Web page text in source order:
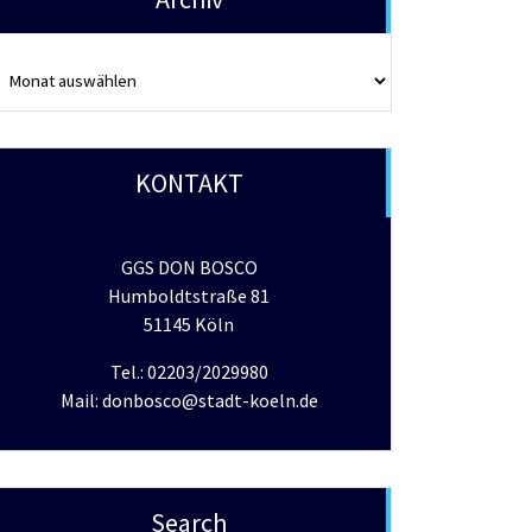
KONTAKT
GGS DON BOSCO
Humboldtstraße 81
51145 Köln
Tel.: 02203/2029980
Mail: donbosco@stadt-koeln.de
Search